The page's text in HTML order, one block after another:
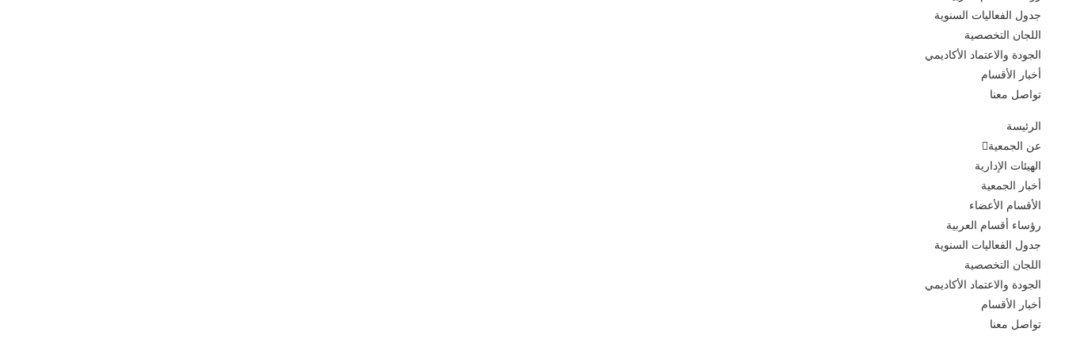
جدول الفعاليات السنوية
اللجان التخصصية
الجودة والاعتماد الأكاديمي
أخبار الأقسام
تواصل معنا
الرئيسة
عن الجمعية
الهيئات الإدارية
أخبار الجمعية
الأقسام الأعضاء
رؤساء أقسام العربية
جدول الفعاليات السنوية
اللجان التخصصية
الجودة والاعتماد الأكاديمي
أخبار الأقسام
تواصل معنا